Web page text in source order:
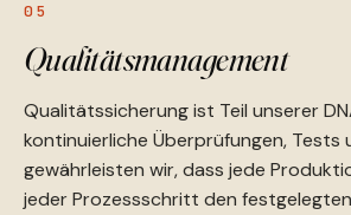
05
Qualitäts­management
Qualitätssicherung ist Teil unserer
kontinuierliche Überprüfungen, Tests
gewährleisten wir, dass jede
jeder Prozessschritt den